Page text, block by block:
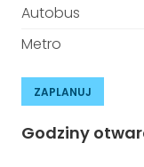
Autobus
Metro
ZAPLANUJ
Godziny